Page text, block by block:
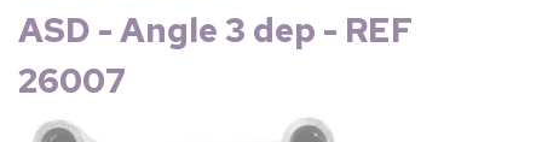
ASD - Angle 3 dep - REF
26007